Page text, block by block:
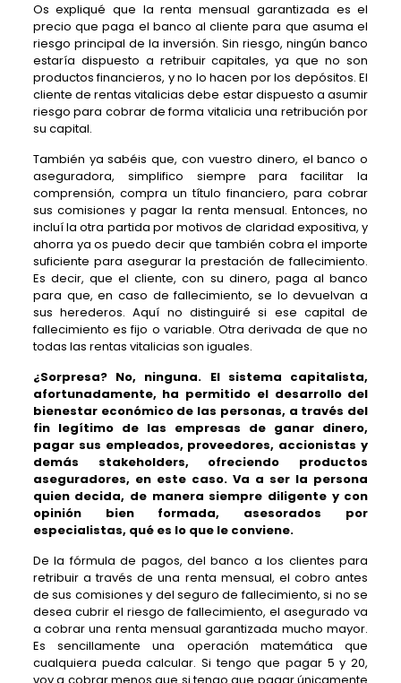
Os expliqué que la renta mensual garantizada es el
precio que paga el banco al cliente para que asuma el
riesgo principal de la inversión. Sin riesgo, ningún banco
estaría dispuesto a retribuir capitales, ya que no son
productos financieros, y no lo hacen por los depósitos. El
cliente de rentas vitalicias debe estar dispuesto a asumir
riesgo para cobrar de forma vitalicia una retribución por
su capital.
También ya sabéis que, con vuestro dinero, el banco o
aseguradora, simplifico siempre para facilitar la
comprensión, compra un título financiero, para cobrar
sus comisiones y pagar la renta mensual. Entonces, no
incluí la otra partida por motivos de claridad expositiva, y
ahorra ya os puedo decir que también cobra el importe
suficiente para asegurar la prestación de fallecimiento.
Es decir, que el cliente, con su dinero, paga al banco
para que, en caso de fallecimiento, se lo devuelvan a
sus herederos. Aquí no distinguiré si ese capital de
fallecimiento es fijo o variable. Otra derivada de que no
todas las rentas vitalicias son iguales.
¿Sorpresa? No, ninguna. El sistema capitalista,
afortunadamente, ha permitido el desarrollo del
bienestar económico de las personas, a través del
fin legítimo de las empresas de ganar dinero,
pagar sus empleados, proveedores, accionistas y
demás stakeholders, ofreciendo productos
aseguradores, en este caso. Va a ser la persona
quien decida, de manera siempre diligente y con
opinión bien formada, asesorados por
especialistas, qué es lo que le conviene.
De la fórmula de pagos, del banco a los clientes para
retribuir a través de una renta mensual, el cobro antes
de sus comisiones y del seguro de fallecimiento, si no se
desea cubrir el riesgo de fallecimiento, el asegurado va
a cobrar una renta mensual garantizada mucho mayor.
Es sencillamente una operación matemática que
cualquiera pueda calcular. Si tengo que pagar 5 y 20,